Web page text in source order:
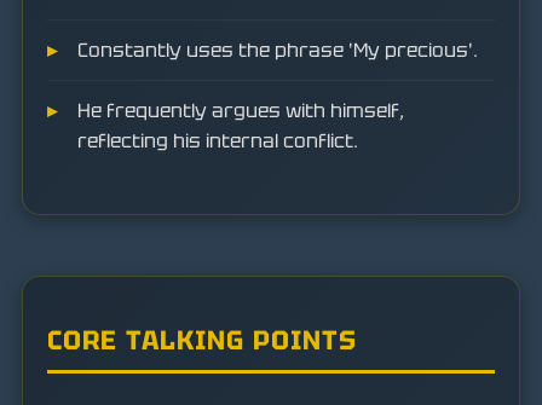
Constantly uses the phrase 'My precious'.
He frequently argues with himself,
reflecting his internal conflict.
CORE TALKING POINTS